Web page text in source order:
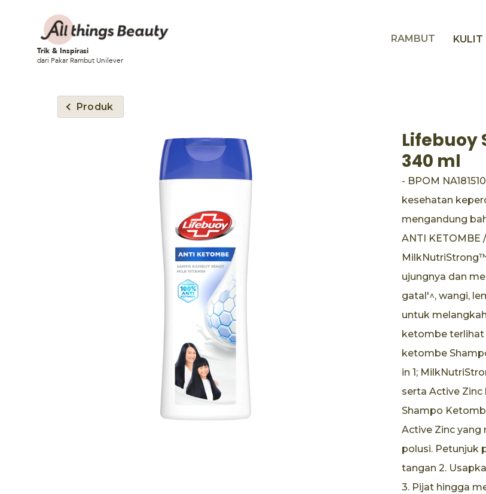
Trik & Inspirasi
dari Pakar Rambut Unilever
RAMBUT KULIT
Produk
Lifebuoy
340 ml
- BPOM
kesehatan
mengandung
ANTI KETOMBE
ujungnya dan
gatal'^, wangi,
untuk
ketombe terlihat
ketombe
in 1;
serta Active
Shampo
Active Zinc yang
polusi. Petunjuk
tangan 2.
3. Pijat hingga